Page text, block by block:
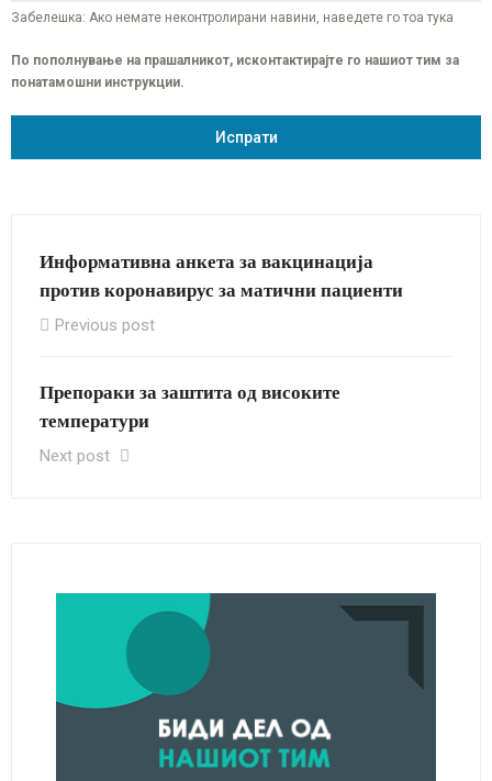
Забелешка: Ако немате неконтролирани навини, наведете го тоа тука
По пополнување на прашалникот, исконтактирајте го нашиот тим за
понатамошни инструкции.​
Испрати
Информативна анкета за вакцинација
против коронавирус за матични пациенти
Previous post
Препораки за заштита од високите
температури
Next post